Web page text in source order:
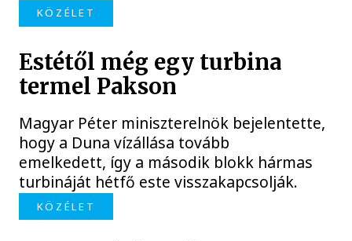
KÖZÉLET
Estétől még egy turbina
termel Pakson
Magyar Péter miniszterelnök bejelentette,
hogy a Duna vízállása tovább
emelkedett, így a második blokk hármas
turbináját hétfő este visszakapcsolják.
KÖZÉLET